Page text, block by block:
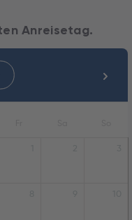
Anreisetag.